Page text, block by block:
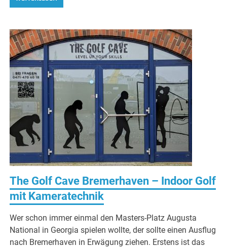
The Golf Cave Bremerhaven – Indoor Golf
mit Kameratechnik
Wer schon immer einmal den Masters-Platz Augusta
National in Georgia spielen wollte, der sollte einen Ausflug
nach Bremerhaven in Erwägung ziehen. Erstens ist das